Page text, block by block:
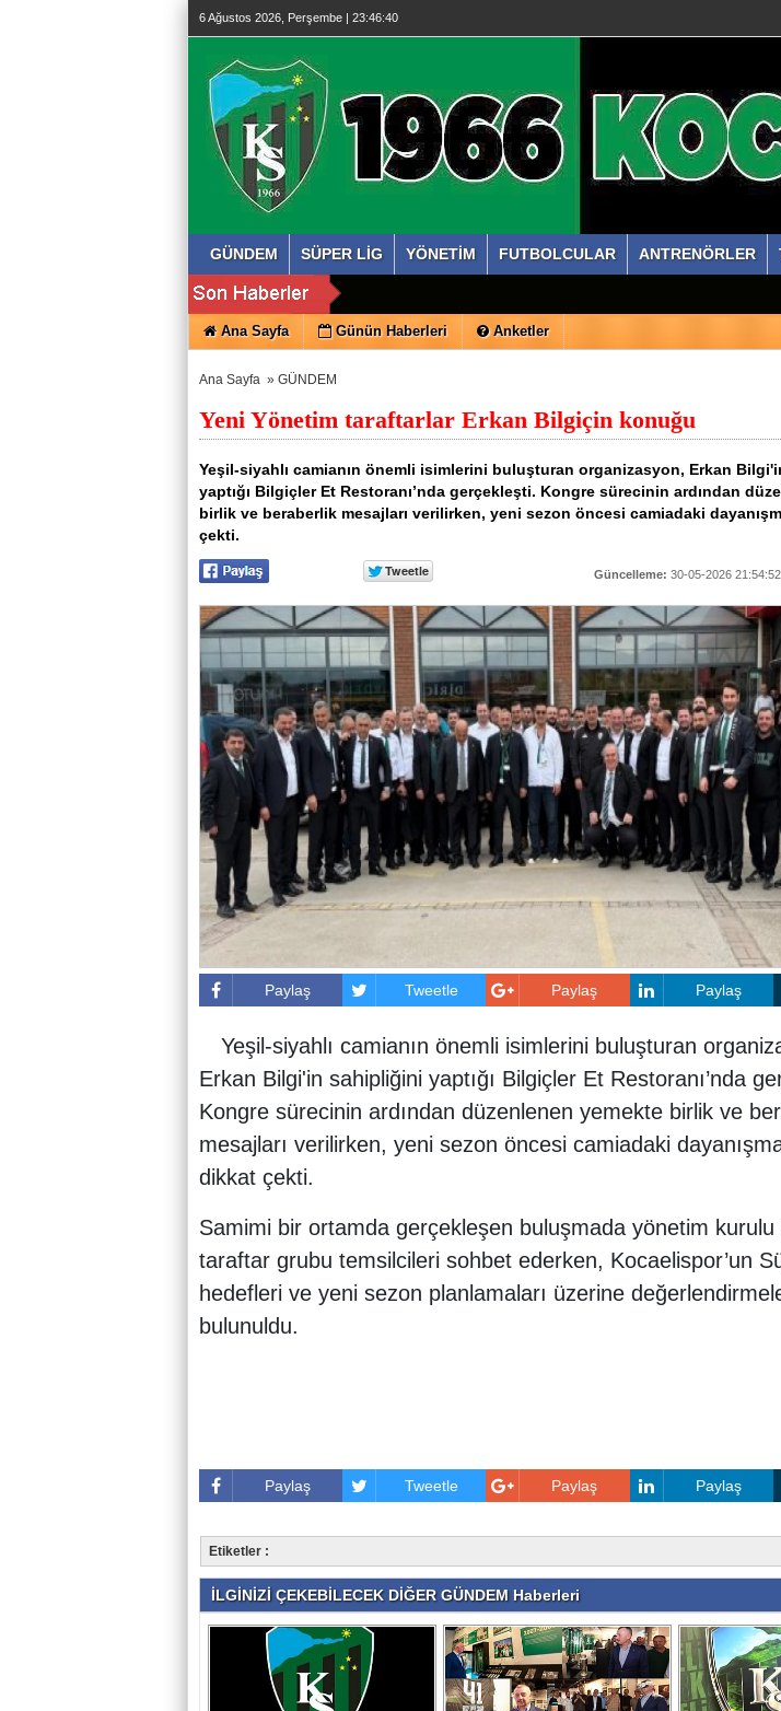
6 Ağustos 2026, Perşembe | 23:46:41
GÜNDEM SÜPER LİG YÖNETİM FUTBOLCULAR ANTRENÖRLER
Ana Sayfa Günün Haberleri Anketler
Ana Sayfa » GÜNDEM
Yeni Yönetim taraftarlar Erkan Bilgiçin konuğu
Yeşil-siyahlı camianın önemli isimlerini buluşturan organizasyon, Erkan
yaptığı Bilgiçler Et Restoranı’nda gerçekleşti. Kongre sürecinin ardından
birlik ve beraberlik mesajları verilirken, yeni sezon öncesi camiadaki
çekti.
Güncelleme: 30-05-2026 21:54:52
Paylaş Tweetle Paylaş Paylaş
Yeşil-siyahlı camianın önemli isimlerini buluşturan
Erkan Bilgi'in sahipliğini yaptığı Bilgiçler Et Restoranı’nda
Kongre sürecinin ardından düzenlenen yemekte birlik ve
mesajları verilirken, yeni sezon öncesi camiadaki
dikkat çekti.
Samimi bir ortamda gerçekleşen buluşmada yönetim kurulu
taraftar grubu temsilcileri sohbet ederken, Kocaelispor’un
hedefleri ve yeni sezon planlamaları üzerine
bulunuldu.
Paylaş Tweetle Paylaş Paylaş
Etiketler :
İLGİNİZİ ÇEKEBİLECEK DİĞER GÜNDEM Haberleri